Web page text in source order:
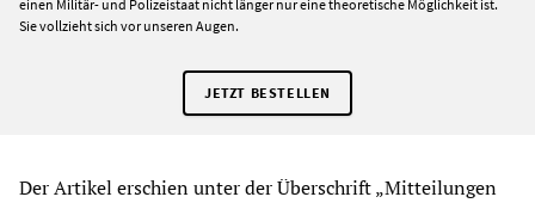
einen Militär- und Polizeistaat nicht länger nur eine theoretische Möglichkeit ist.
Sie vollzieht sich vor unseren Augen.
JETZT BESTELLEN
Der Artikel erschien unter der Überschrift „Mitteilungen